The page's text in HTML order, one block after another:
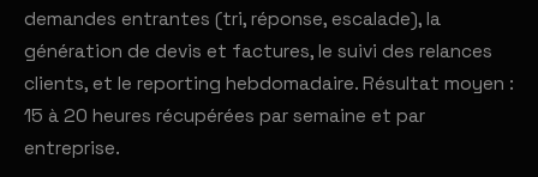
demandes entrantes (tri, réponse, escalade), la
génération de devis et factures, le suivi des relances
clients, et le reporting hebdomadaire. Résultat moyen :
15 à 20 heures récupérées par semaine et par
entreprise.